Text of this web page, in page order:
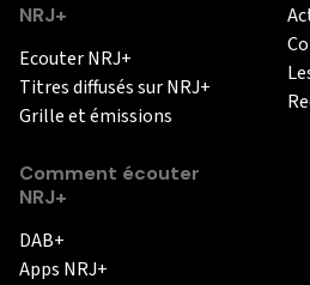
NRJ+
Ecouter NRJ+
Titres diffusés sur NRJ+
Grille et émissions
Comment écouter
NRJ+
DAB+
Apps NRJ+